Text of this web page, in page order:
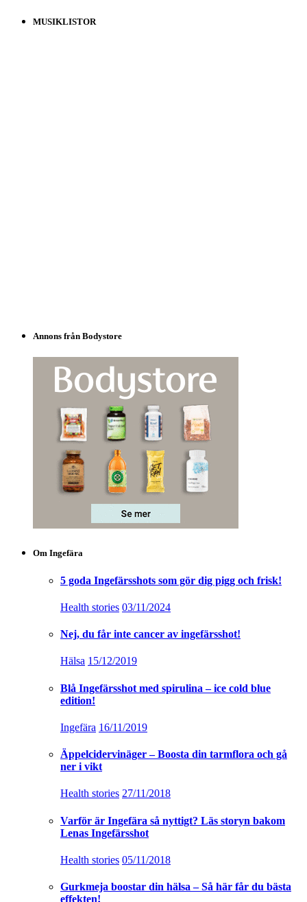
MUSIKLISTOR
Annons från Bodystore
Om Ingefära
5 goda Ingefärsshots som gör dig pigg och frisk!
Health stories 03/11/2024
Nej, du får inte cancer av ingefärsshot!
Hälsa 15/12/2019
Blå Ingefärsshot med spirulina – ice cold blue
edition!
Ingefära 16/11/2019
Äppelcidervinäger – Boosta din tarmflora och gå
ner i vikt
Health stories 27/11/2018
Varför är Ingefära så nyttigt? Läs storyn bakom
Lenas Ingefärsshot
Health stories 05/11/2018
Gurkmeja boostar din hälsa – Så här får du bästa
effekten!